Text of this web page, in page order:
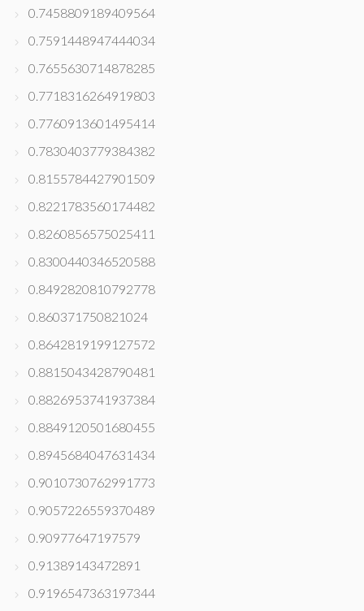
0.7458809189409564
0.7591448947444034
0.7655630714878285
0.7718316264919803
0.7760913601495414
0.7830403779384382
0.8155784427901509
0.8221783560174482
0.8260856575025411
0.8300440346520588
0.8492820810792778
0.860371750821024
0.8642819199127572
0.8815043428790481
0.8826953741937384
0.8849120501680455
0.8945684047631434
0.9010730762991773
0.9057226559370489
0.90977647197579
0.91389143472891
0.9196547363197344